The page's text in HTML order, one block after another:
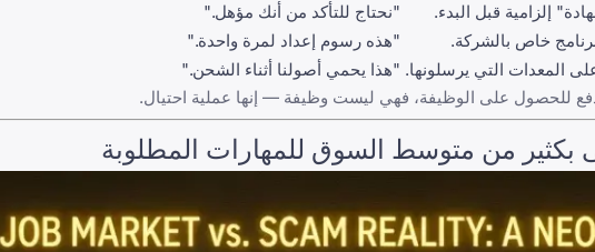
إلزامية قبل البدء.
"نحتاج للتأكد من أنك مؤهل."
خاص بالشركة.
"هذه رسوم إعداد لمرة واحدة."
المعدات التي يرسلونها. "هذا يحمي أصولنا أثناء الشحن."
للحصول على الوظيفة، فهي ليست وظيفة — إنها عملية احتيال.